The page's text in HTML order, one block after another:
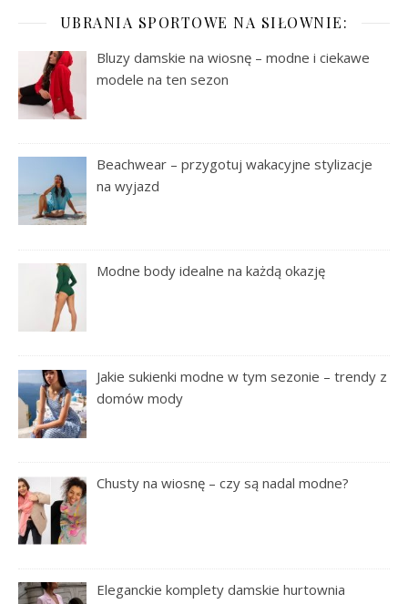
UBRANIA SPORTOWE NA SIŁOWNIE:
Bluzy damskie na wiosnę – modne i ciekawe
modele na ten sezon
Beachwear – przygotuj wakacyjne stylizacje
na wyjazd
Modne body idealne na każdą okazję
Jakie sukienki modne w tym sezonie – trendy z
domów mody
Chusty na wiosnę – czy są nadal modne?
Eleganckie komplety damskie hurtownia